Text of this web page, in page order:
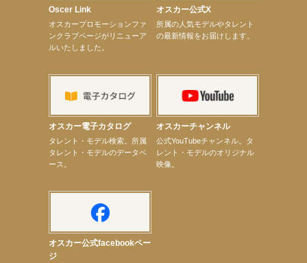
【昆虫ハンター牧田習】8月13日（木）プライムツリー赤池「ふれあい昆虫フェスティバル」トーク
【井頭愛海】『小さなお葬式』TV-CM出演！
【定本楓馬】WEB DIGVII 連載企画『東京23時』に登場！
【髙橋ひかる】7月雑誌掲載情報
【elfin’】【小倉舞子】8月9日（日）「MxM’s produce event vol.14」に出演決定！
【elfin’】【辻美優】8月28日（金）「辻美優(elfin’)グレイテスト・ショー」に出演決定！
【elfin’】9月27日（日）「Beauty Voice Theater Reboot Vol.3」開催決定！
【本田紗来】「Ray」9月号発売中！
Oscer Link
オスカープロモーションファ
ンクラブページがリニューア
ルいたしました。
オスカー公式X
所属の人気モデルやタレント
の最新情報をお届けします。
オスカー電子カタログ
タレント・モデル検索。所属
タレント・モデルのデータベ
ース。
オスカーチャンネル
公式YouTubeチャンネル。タ
レント・モデルのオリジナル
映像。
オスカー公式facebookペー
ジ